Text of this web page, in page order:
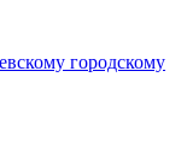
городскому